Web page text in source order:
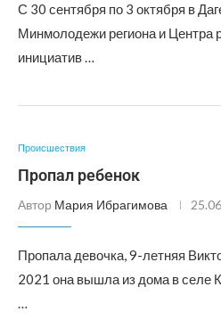
С 30 сентября по 3 октября в
Минмолодежи региона и Центра
инициатив …
Происшествия
Пропал ребенок
Автор Мария Ибрагимова
Пропала девочка, 9-летняя
2021 она вышла из дома в селе
…